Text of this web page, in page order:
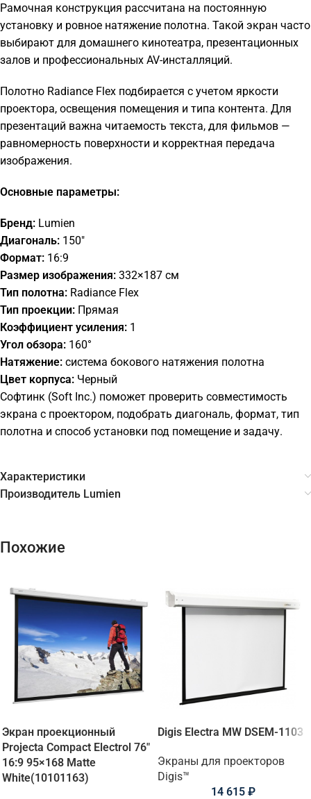
Рамочная конструкция рассчитана на постоянную
установку и ровное натяжение полотна. Такой экран часто
выбирают для домашнего кинотеатра, презентационных
залов и профессиональных AV-инсталляций.
Полотно Radiance Flex подбирается с учетом яркости
проектора, освещения помещения и типа контента. Для
презентаций важна читаемость текста, для фильмов —
равномерность поверхности и корректная передача
изображения.
Основные параметры:
Бренд: Lumien
Диагональ: 150"
Формат: 16:9
Размер изображения: 332×187 см
Тип полотна: Radiance Flex
Тип проекции: Прямая
Коэффициент усиления: 1
Угол обзора: 160°
Натяжение: система бокового натяжения полотна
Цвет корпуса: Черный
Софтинк (Soft Inc.) поможет проверить совместимость
экрана с проектором, подобрать диагональ, формат, тип
полотна и способ установки под помещение и задачу.
Характеристики
Производитель Lumien
Похожие
Экран проекционный
Projecta Compact Electrol 76″
16:9 95×168 Matte
White(10101163)
Digis Electra MW DSEM-1103
Экраны для проекторов
Digis™
14 615 ₽